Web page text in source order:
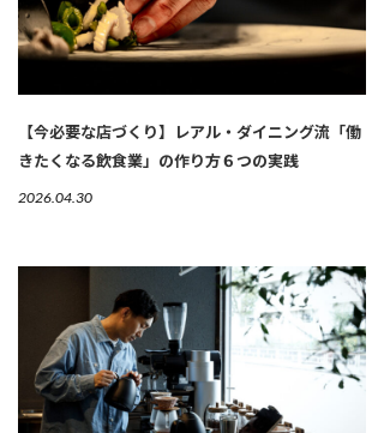
【今必要な店づくり】レアル・ダイニング流「働
きたくなる飲食業」の作り方６つの実践
2026.04.30